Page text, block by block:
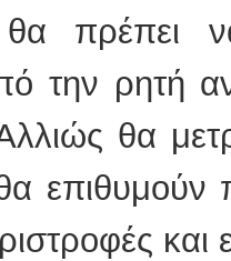
πρέπει
την ρητή
θα
επιθυμούν